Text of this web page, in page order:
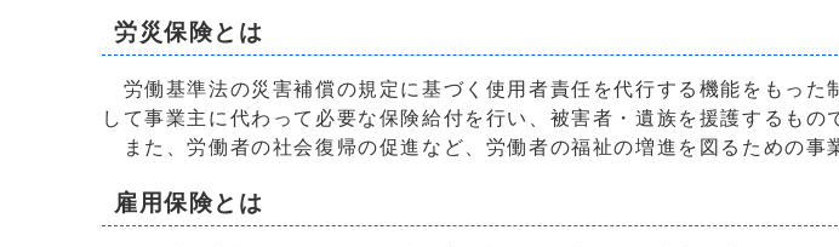
労災保険とは
労働基準法の災害補償の規定に基づく使用者責任を代行する機能をもっ
して事業主に代わって必要な保険給付を行い、被害者・遺族を援護するもの
また、労働者の社会復帰の促進など、労働者の福祉の増進を図るための事
雇用保険とは